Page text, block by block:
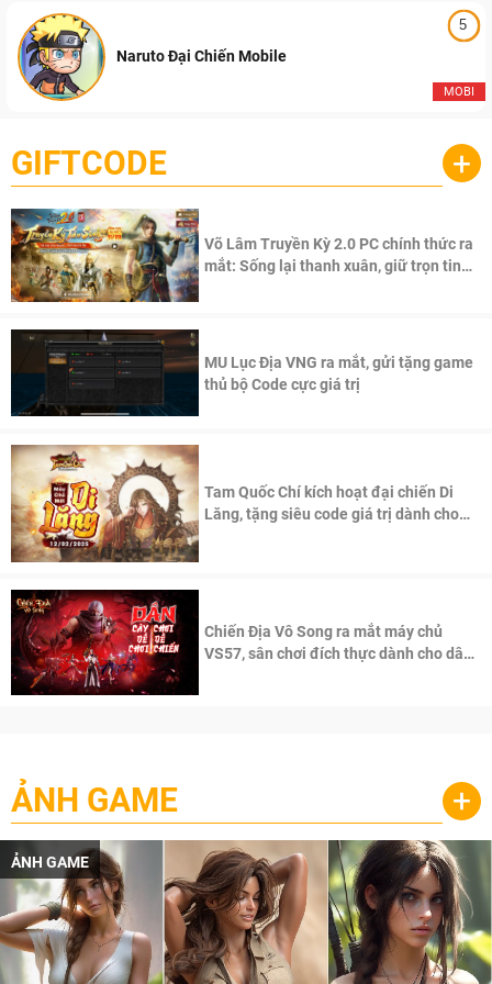
5
MOBI
Naruto Đại Chiến Mobile
GIFTCODE +
Võ Lâm Truyền Kỳ 2.0 PC chính thức ra
mắt: Sống lại thanh xuân, giữ trọn tinh
MU Lục Địa VNG ra mắt, gửi tặng game
thủ bộ Code cực giá trị
Tam Quốc Chí kích hoạt đại chiến Di
Lăng, tặng siêu code giá trị dành cho
Chiến Địa Vô Song ra mắt máy chủ
VS57, sân chơi đích thực dành cho dân
ẢNH GAME +
ẢNH GAME